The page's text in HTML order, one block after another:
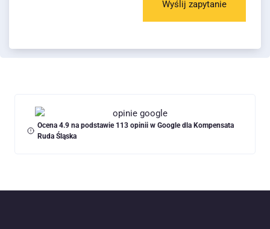
Wyślij zapytanie
Ocena 4.9 na podstawie 113 opinii w Google dla Kompensata
Ruda Śląska